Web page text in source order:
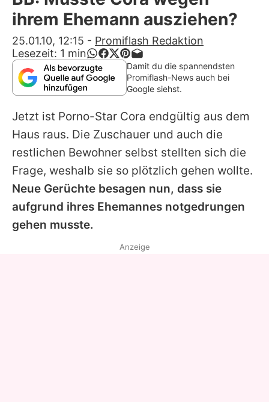
Alle Themen auf Promiflash
App runterladen
Team
Redaktionelle Richtlinien
Impressum
Nutzungsbedingungen
Utiq verwalten
ihrem Ehemann ausziehen?
25.01.10, 12:15 - Promiflash Redaktion
Lesezeit: 1 min
Damit du die spannendsten
Promiflash-News auch bei
Google siehst.
Jetzt ist Porno-Star Cora endgültig aus dem
Haus raus. Die Zuschauer und auch die
restlichen Bewohner selbst stellten sich die
Frage, weshalb sie so plötzlich gehen wollte.
Neue Gerüchte besagen nun, dass sie
aufgrund ihres Ehemannes notgedrungen
gehen musste.
Anzeige